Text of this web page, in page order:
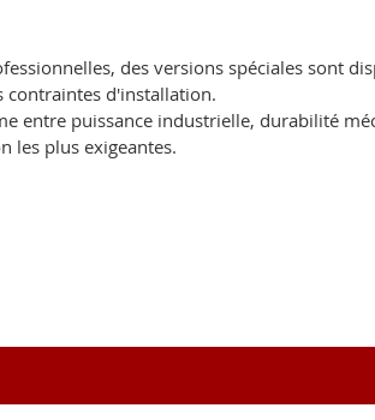
des versions spéciales sont
contraintes d'installation.
entre puissance industrielle, durabilité
les plus exigeantes.